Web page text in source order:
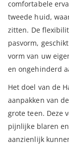
comfortabele
tweede huid,
zitten. De
pasvorm,
vorm van uw
en ongehinderd
Het doel van de
aanpakken van
grote teen. Deze
pijnlijke blaren
aanzienlijk